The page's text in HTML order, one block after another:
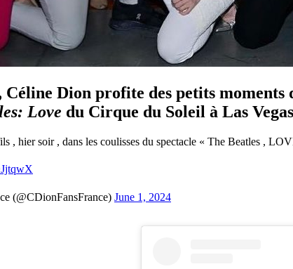
Dion profite des petits moments
Love du Cirque du Soleil à Las
, hier soir , dans les coulisses du spectacle « The Beatles ,
(@CDionFansFrance) June 1, 2024